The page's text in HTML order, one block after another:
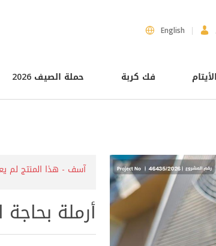
English
فك كربة حملة الصيف 2026
آسف - هذا المنتج لم
أرملة